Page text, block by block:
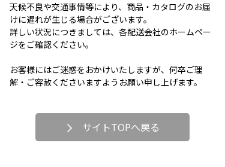
天候不良や交通事情等により、商品・カタログのお届
けに遅れが生じる場合がございます。
詳しい状況につきましては、各配送会社のホームペー
ジをご確認ください。
お客様にはご迷惑をおかけいたしますが、何卒ご理
解・ご容赦くださいますようお願い申し上げます。
サイトTOPへ戻る